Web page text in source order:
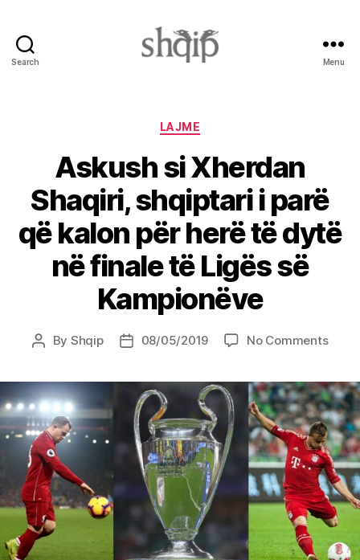
Search Menu
Categories
LAJME
Askush si Xherdan
Shaqiri, shqiptari i parë
që kalon për herë të dytë
në finale të Ligës së
Kampionëve
Post
By Shqip
Post08/05/2019 No Commentson
i
parë
që
kalon
për
të